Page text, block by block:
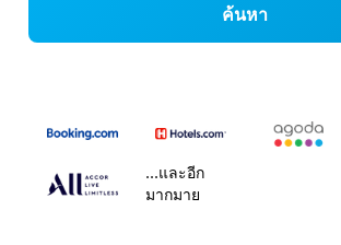
ค้นหา
...และอีก
มากมาย